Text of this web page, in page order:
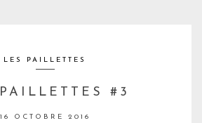
LES PAILLETTES
#3
16 OCTOBRE 2016